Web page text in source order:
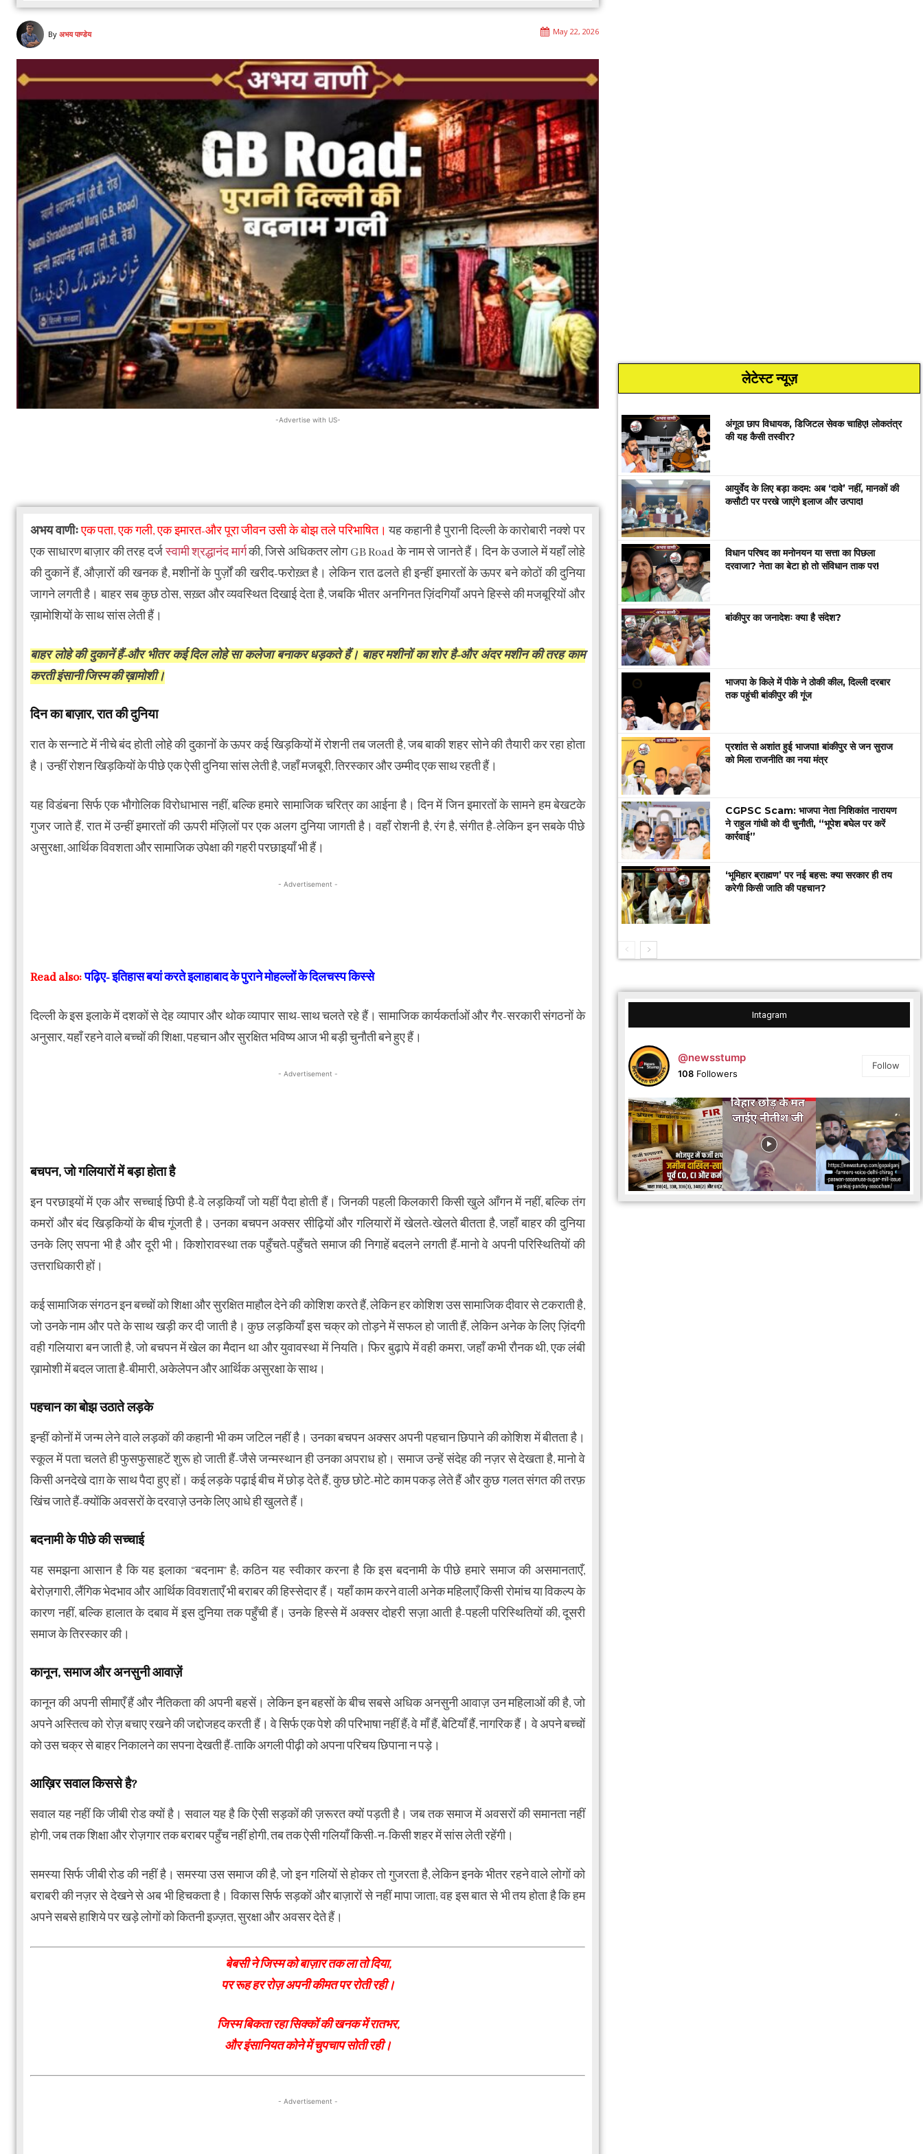
By अभय पाण्डेय May 22, 2026
-Advertise with US-
अभय वाणीःएक पता, एक गली, एक इमारत-और पूरा जीवन उसी के बोझ तले परिभाषित।यह कहानी है पुरानी दिल्ली के कारोबारी नक्शे पर
एक साधारण बाज़ार की तरह दर्जस्वामी श्रद्धानंद मार्गकी, जिसे अधिकतर लोग GB Road के नाम से जानते हैं। दिन के उजाले में यहाँ लोहे
की दुकानें हैं, औज़ारों की खनक है, मशीनों के पुर्ज़ों की खरीद-फरोख़्त है। लेकिन रात ढलते ही इन्हीं इमारतों के ऊपर बने कोठों की दुनिया
जागने लगती है। बाहर सब कुछ ठोस, सख़्त और व्यवस्थित दिखाई देता है, जबकि भीतर अनगिनत ज़िंदगियाँ अपने हिस्से की मजबूरियों और
ख़ामोशियों के साथ सांस लेती हैं।
बाहर लोहे की दुकानें हैं-और भीतर कई दिल लोहे सा कलेजा बनाकर धड़कते हैं। बाहर मशीनों का शोर है-और अंदर मशीन की तरह काम
करती इंसानी जिस्म की ख़ामोशी।
दिन का बाज़ार, रात की दुनिया
रात के सन्नाटे में नीचे बंद होती लोहे की दुकानों के ऊपर कई खिड़कियों में रोशनी तब जलती है, जब बाकी शहर सोने की तैयारी कर रहा होता
है। उन्हीं रोशन खिड़कियों के पीछे एक ऐसी दुनिया सांस लेती है, जहाँ मजबूरी, तिरस्कार और उम्मीद एक साथ रहती हैं।
यह विडंबना सिर्फ एक भौगोलिक विरोधाभास नहीं, बल्कि हमारे सामाजिक चरित्र का आईना है। दिन में जिन इमारतों के सामने हम बेखटके
गुजर जाते हैं, रात में उन्हीं इमारतों की ऊपरी मंज़िलों पर एक अलग दुनिया जागती है। वहाँ रोशनी है, रंग है, संगीत है-लेकिन इन सबके पीछे
असुरक्षा, आर्थिक विवशता और सामाजिक उपेक्षा की गहरी परछाइयाँ भी हैं।
- Advertisement -
Read also:पढ़िए- इतिहास बयां करते इलाहाबाद के पुराने मोहल्लों के दिलचस्प किस्से
दिल्ली के इस इलाके में दशकों से देह व्यापार और थोक व्यापार साथ-साथ चलते रहे हैं। सामाजिक कार्यकर्ताओं और गैर-सरकारी संगठनों के
अनुसार, यहाँ रहने वाले बच्चों की शिक्षा, पहचान और सुरक्षित भविष्य आज भी बड़ी चुनौती बने हुए हैं।
- Advertisement -
बचपन, जो गलियारों में बड़ा होता है
इन परछाइयों में एक और सच्चाई छिपी है-वे लड़कियाँ जो यहीं पैदा होती हैं। जिनकी पहली किलकारी किसी खुले आँगन में नहीं, बल्कि तंग
कमरों और बंद खिड़कियों के बीच गूंजती है। उनका बचपन अक्सर सीढ़ियों और गलियारों में खेलते-खेलते बीतता है, जहाँ बाहर की दुनिया
उनके लिए सपना भी है और दूरी भी। किशोरावस्था तक पहुँचते-पहुँचते समाज की निगाहें बदलने लगती हैं-मानो वे अपनी परिस्थितियों की
उत्तराधिकारी हों।
कई सामाजिक संगठन इन बच्चों को शिक्षा और सुरक्षित माहौल देने की कोशिश करते हैं, लेकिन हर कोशिश उस सामाजिक दीवार से टकराती है,
जो उनके नाम और पते के साथ खड़ी कर दी जाती है। कुछ लड़कियाँ इस चक्र को तोड़ने में सफल हो जाती हैं, लेकिन अनेक के लिए ज़िंदगी
वही गलियारा बन जाती है, जो बचपन में खेल का मैदान था और युवावस्था में नियति। फिर बुढ़ापे में वही कमरा, जहाँ कभी रौनक थी, एक लंबी
ख़ामोशी में बदल जाता है-बीमारी, अकेलेपन और आर्थिक असुरक्षा के साथ।
पहचान का बोझ उठाते लड़के
इन्हीं कोनों में जन्म लेने वाले लड़कों की कहानी भी कम जटिल नहीं है। उनका बचपन अक्सर अपनी पहचान छिपाने की कोशिश में बीतता है।
स्कूल में पता चलते ही फुसफुसाहटें शुरू हो जाती हैं-जैसे जन्मस्थान ही उनका अपराध हो। समाज उन्हें संदेह की नज़र से देखता है, मानो वे
किसी अनदेखे दाग़ के साथ पैदा हुए हों। कई लड़के पढ़ाई बीच में छोड़ देते हैं, कुछ छोटे-मोटे काम पकड़ लेते हैं और कुछ गलत संगत की तरफ़
खिंच जाते हैं-क्योंकि अवसरों के दरवाज़े उनके लिए आधे ही खुलते हैं।
बदनामी के पीछे की सच्चाई
यह समझना आसान है कि यह इलाका “बदनाम” है; कठिन यह स्वीकार करना है कि इस बदनामी के पीछे हमारे समाज की असमानताएँ,
बेरोज़गारी, लैंगिक भेदभाव और आर्थिक विवशताएँ भी बराबर की हिस्सेदार हैं। यहाँ काम करने वाली अनेक महिलाएँ किसी रोमांच या विकल्प के
कारण नहीं, बल्कि हालात के दबाव में इस दुनिया तक पहुँची हैं। उनके हिस्से में अक्सर दोहरी सज़ा आती है-पहली परिस्थितियों की, दूसरी
समाज के तिरस्कार की।
कानून, समाज और अनसुनी आवाज़ें
कानून की अपनी सीमाएँ हैं और नैतिकता की अपनी बहसें। लेकिन इन बहसों के बीच सबसे अधिक अनसुनी आवाज़ उन महिलाओं की है, जो
अपने अस्तित्व को रोज़ बचाए रखने की जद्दोजहद करती हैं। वे सिर्फ एक पेशे की परिभाषा नहीं हैं; वे माँ हैं, बेटियाँ हैं, नागरिक हैं। वे अपने बच्चों
को उस चक्र से बाहर निकालने का सपना देखती हैं-ताकि अगली पीढ़ी को अपना परिचय छिपाना न पड़े।
आख़िर सवाल किससे है?
सवाल यह नहीं कि जीबी रोड क्यों है। सवाल यह है कि ऐसी सड़कों की ज़रूरत क्यों पड़ती है। जब तक समाज में अवसरों की समानता नहीं
होगी, जब तक शिक्षा और रोज़गार तक बराबर पहुँच नहीं होगी, तब तक ऐसी गलियाँ किसी-न-किसी शहर में सांस लेती रहेंगी।
समस्या सिर्फ जीबी रोड की नहीं है। समस्या उस समाज की है, जो इन गलियों से होकर तो गुजरता है, लेकिन इनके भीतर रहने वाले लोगों को
बराबरी की नज़र से देखने से अब भी हिचकता है। विकास सिर्फ सड़कों और बाज़ारों से नहीं मापा जाता; वह इस बात से भी तय होता है कि हम
अपने सबसे हाशिये पर खड़े लोगों को कितनी इज़्ज़त, सुरक्षा और अवसर देते हैं।
बेबसी ने जिस्म को बाज़ार तक ला तो दिया,
पर रूह हर रोज़ अपनी कीमत पर रोती रही।
जिस्म बिकता रहा सिक्कों की खनक में रातभर,
और इंसानियत कोने में चुपचाप सोती रही।
- Advertisement -
लेटेस्ट न्यूज़
अंगूठा छाप विधायक, डिजिटल सेवक चाहिए! लोकतंत्र
की यह कैसी तस्वीर?
आयुर्वेद के लिए बड़ा कदम: अब ‘दावे’ नहीं, मानकों की
कसौटी पर परखे जाएंगे इलाज और उत्पाद!
विधान परिषद का मनोनयन या सत्ता का पिछला
दरवाजा? नेता का बेटा हो तो संविधान ताक पर!
बांकीपुर का जनादेशः क्या है संदेश?
भाजपा के किले में पीके ने ठोकी कील, दिल्ली दरबार
तक पहुंची बांकीपुर की गूंज
प्रशांत से अशांत हुई भाजपा! बांकीपुर से जन सुराज
को मिला राजनीति का नया मंत्र
CGPSC Scam: भाजपा नेता निशिकांत नारायण
ने राहुल गांधी को दी चुनौती, “भूपेश बघेल पर करें
कार्रवाई”
‘भूमिहार ब्राह्मण’ पर नई बहस: क्या सरकार ही तय
करेगी किसी जाति की पहचान?
Intagram
@newsstump
108 Followers
Follow